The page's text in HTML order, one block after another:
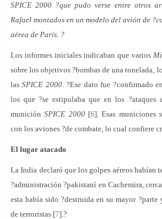
SPICE 2000 ?que pudo verse entre otros
Rafael montados en un modelo del avión de
aérea de París. ?
Los informes iniciales indicaban que varios
sobre los objetivos ?bombas de una tonelada,
lasSPICE 2000. ?Ese dato fue ?confirmado
los que ?se estipulaba que en los ?ataques
municiónSPICE 2000[6]. Esas municiones
con los aviones ?de combate, lo cual confiere
El lugar atacado
La India declaró que los golpes aéreos habían
?administración ?pakistaní en Cachemira,
esta había sido ?destruida en su mayor
de terroristas [7].?